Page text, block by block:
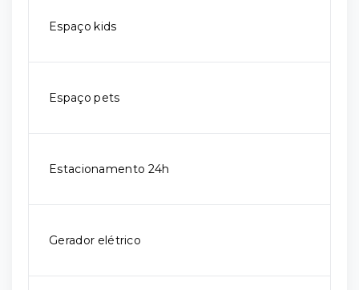
Espaço kids
Espaço pets
Estacionamento 24h
Gerador elétrico